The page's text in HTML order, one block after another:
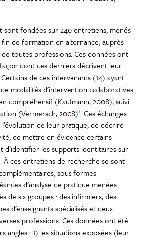
sont fondées sur 240 entretiens, menés
fin de formation en alternance, auprès
de toutes professions. Ces données ont
dont ces derniers décrivent leur
de ces intervenants (14) ayant
modalités d’intervention collaboratives
compréhensif (Kaufmann, 2008), suivi
(Vermersch, 2008)1. Ces échanges
de leur pratique, de décrire
de mettre en évidence certains
d’identifier les supports identitaires sur
À ces entretiens de recherche se sont
sous formes
d’analyse de pratique menées
de six groupes : des infirmiers, des
d’enseignants spécialisés et deux
professions. Ces données ont été
angles : 1) les situations exposées (leur